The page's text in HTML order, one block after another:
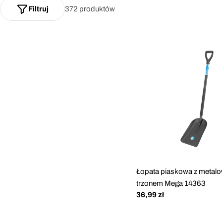
372 produktów
Filtruj
Łopata piaskowa z
trzonem Mega 14363
Cena
36,99 zł